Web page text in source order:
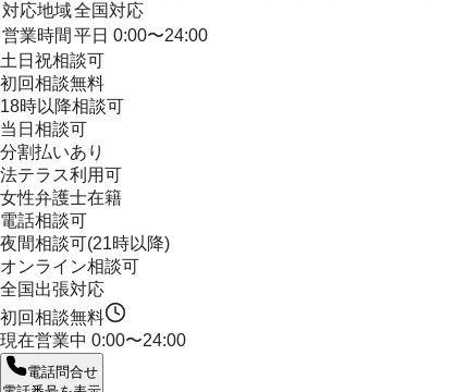
対応地域全国対応
営業時間 平日 0:00〜24:00
土日祝相談可
初回相談無料
18時以降相談可
当日相談可
分割払いあり
法テラス利用可
女性弁護士在籍
電話相談可
夜間相談可(21時以降)
オンライン相談可
全国出張対応
初回相談無料
現在営業中 0:00〜24:00
電話問合せ